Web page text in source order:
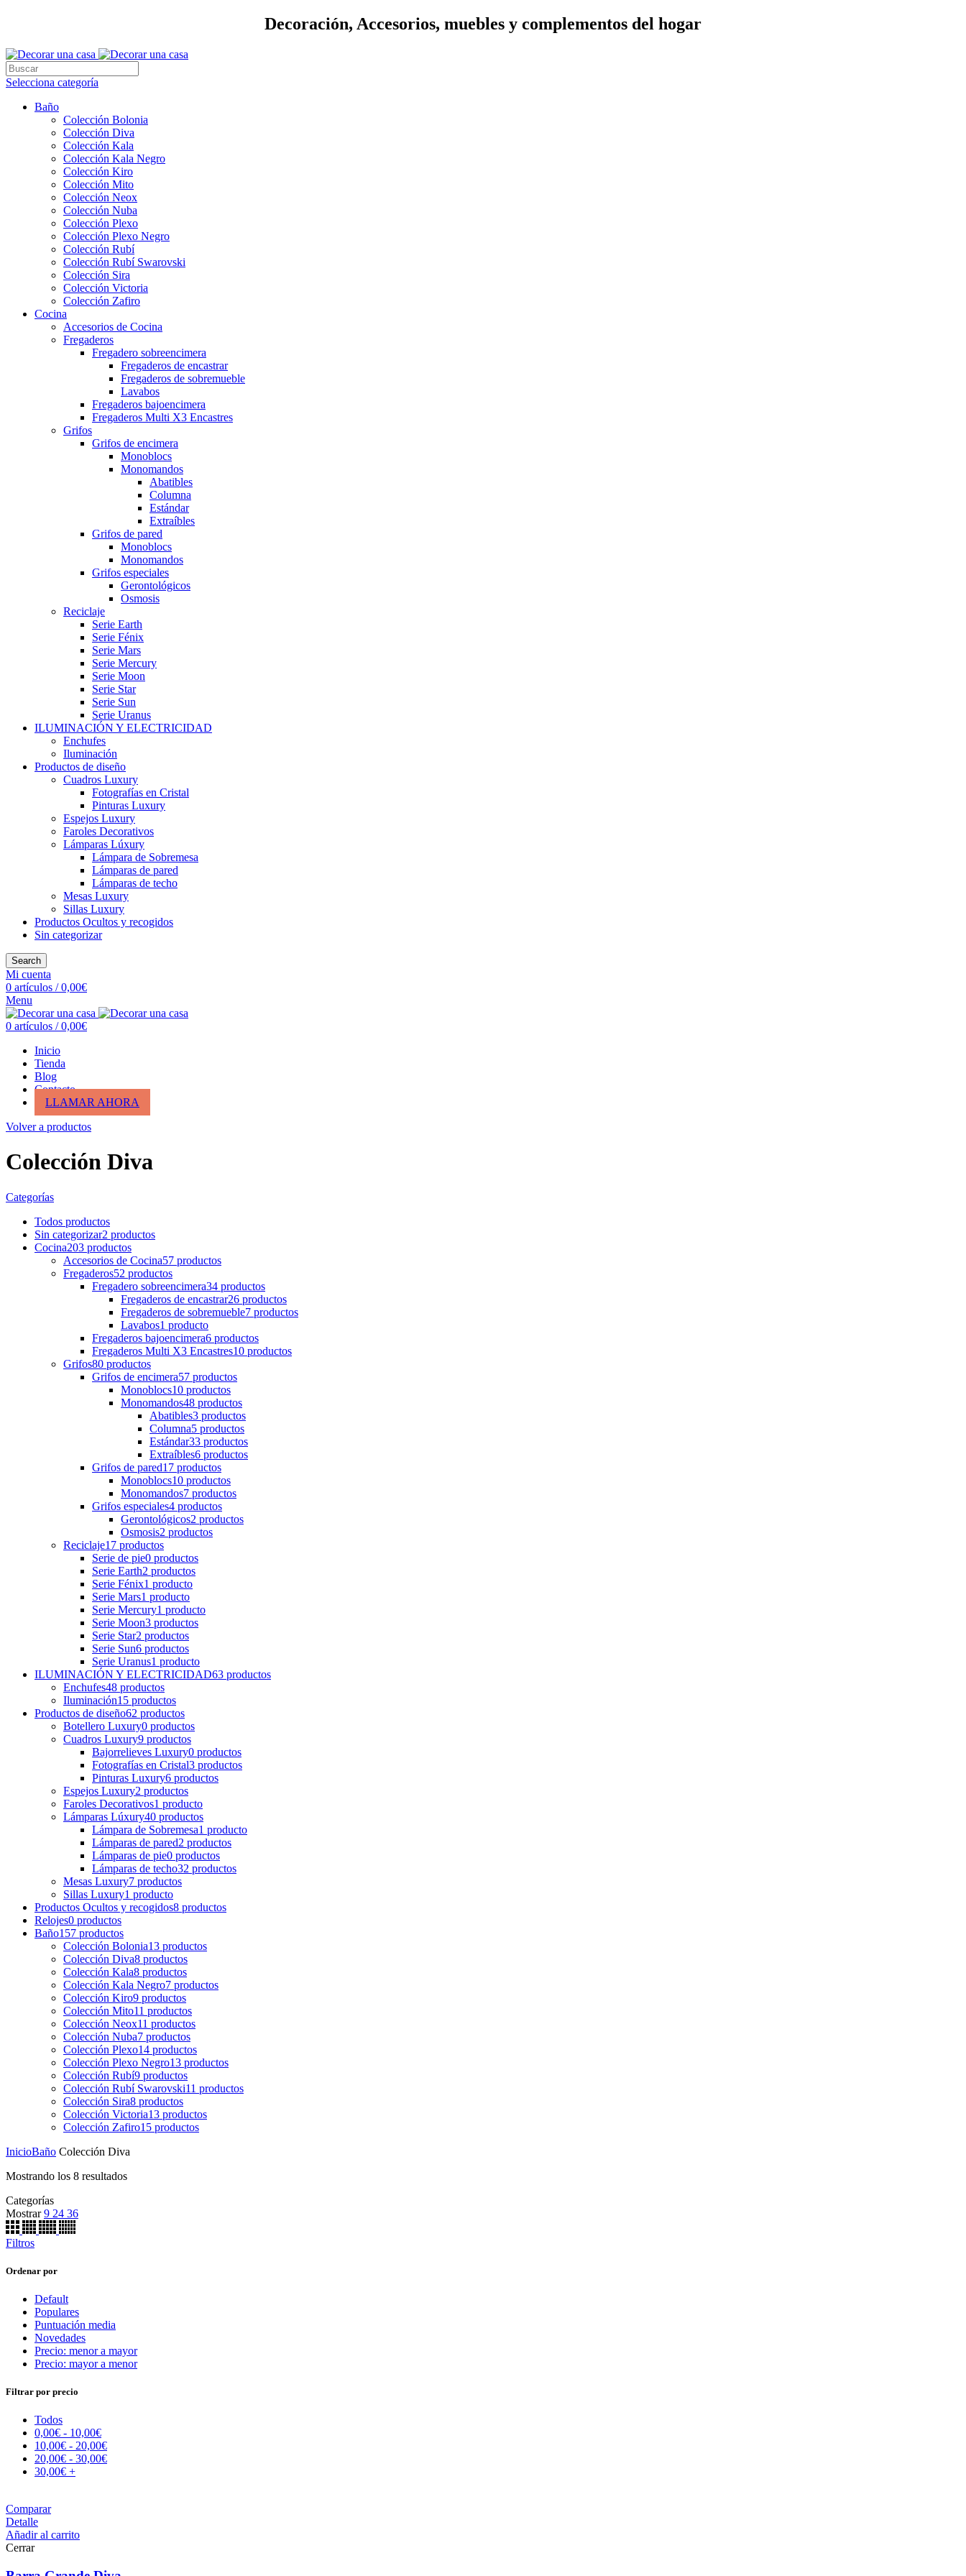
Decoración, Accesorios, muebles y complementos del hogar
Selecciona categoría
Baño
Colección Bolonia
Colección Diva
Colección Kala
Colección Kala Negro
Colección Kiro
Colección Mito
Colección Neox
Colección Nuba
Colección Plexo
Colección Plexo Negro
Colección Rubí
Colección Rubí Swarovski
Colección Sira
Colección Victoria
Colección Zafiro
Cocina
Accesorios de Cocina
Fregaderos
Fregadero sobreencimera
Fregaderos de encastrar
Fregaderos de sobremueble
Lavabos
Fregaderos bajoencimera
Fregaderos Multi X3 Encastres
Grifos
Grifos de encimera
Monoblocs
Monomandos
Abatibles
Columna
Estándar
Extraíbles
Grifos de pared
Monoblocs
Monomandos
Grifos especiales
Gerontológicos
Osmosis
Reciclaje
Serie Earth
Serie Fénix
Serie Mars
Serie Mercury
Serie Moon
Serie Star
Serie Sun
Serie Uranus
ILUMINACIÓN Y ELECTRICIDAD
Enchufes
Iluminación
Productos de diseño
Cuadros Luxury
Fotografías en Cristal
Pinturas Luxury
Espejos Luxury
Faroles Decorativos
Lámparas Lúxury
Lámpara de Sobremesa
Lámparas de pared
Lámparas de techo
Mesas Luxury
Sillas Luxury
Productos Ocultos y recogidos
Sin categorizar
Search
Mi cuenta
0 artículos / 0,00€
Menu
0 artículos / 0,00€
Inicio
Tienda
Blog
Contacto
LLAMAR AHORA
Volver a productos
Colección Diva
Categorías
Todos productos
Sin categorizar2 productos
Cocina203 productos
Accesorios de Cocina57 productos
Fregaderos52 productos
Fregadero sobreencimera34 productos
Fregaderos de encastrar26 productos
Fregaderos de sobremueble7 productos
Lavabos1 producto
Fregaderos bajoencimera6 productos
Fregaderos Multi X3 Encastres10 productos
Grifos80 productos
Grifos de encimera57 productos
Monoblocs10 productos
Monomandos48 productos
Abatibles3 productos
Columna5 productos
Estándar33 productos
Extraíbles6 productos
Grifos de pared17 productos
Monoblocs10 productos
Monomandos7 productos
Grifos especiales4 productos
Gerontológicos2 productos
Osmosis2 productos
Reciclaje17 productos
Serie de pie0 productos
Serie Earth2 productos
Serie Fénix1 producto
Serie Mars1 producto
Serie Mercury1 producto
Serie Moon3 productos
Serie Star2 productos
Serie Sun6 productos
Serie Uranus1 producto
ILUMINACIÓN Y ELECTRICIDAD63 productos
Enchufes48 productos
Iluminación15 productos
Productos de diseño62 productos
Botellero Luxury0 productos
Cuadros Luxury9 productos
Bajorrelieves Luxury0 productos
Fotografías en Cristal3 productos
Pinturas Luxury6 productos
Espejos Luxury2 productos
Faroles Decorativos1 producto
Lámparas Lúxury40 productos
Lámpara de Sobremesa1 producto
Lámparas de pared2 productos
Lámparas de pie0 productos
Lámparas de techo32 productos
Mesas Luxury7 productos
Sillas Luxury1 producto
Productos Ocultos y recogidos8 productos
Relojes0 productos
Baño157 productos
Colección Bolonia13 productos
Colección Diva8 productos
Colección Kala8 productos
Colección Kala Negro7 productos
Colección Kiro9 productos
Colección Mito11 productos
Colección Neox11 productos
Colección Nuba7 productos
Colección Plexo14 productos
Colección Plexo Negro13 productos
Colección Rubí9 productos
Colección Rubí Swarovski11 productos
Colección Sira8 productos
Colección Victoria13 productos
Colección Zafiro15 productos
InicioBaño Colección Diva
Mostrando los 8 resultados
Categorías
Mostrar 9 24 36
Filtros
Ordenar por
Default
Populares
Puntuación media
Novedades
Precio: menor a mayor
Precio: mayor a menor
Filtrar por precio
Todos
0,00€ - 10,00€
10,00€ - 20,00€
20,00€ - 30,00€
30,00€ +
Comparar
Detalle
Añadir al carrito
Cerrar